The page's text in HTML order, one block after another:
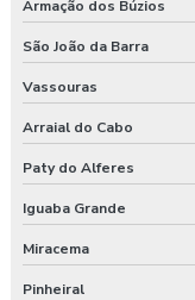
Empresa de
Empresa de
Empresa
Empresa de exame
Empresa de exame
Empresa de higiene
Armação dos Búzios
São João da Barra
Vassouras
Arraial do Cabo
Paty do Alferes
Iguaba Grande
Miracema
Pinheiral